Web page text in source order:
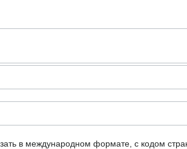
в международном формате, с кодом